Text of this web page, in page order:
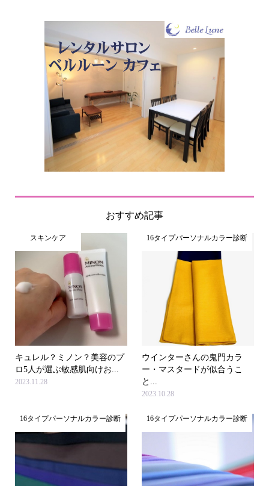
おすすめ記事
スキンケア
キュレル？ミノン？美容のプ
ロ5人が選ぶ敏感肌向けお...
2023.11.28
16タイプパーソナルカラー診断
ウインターさんの鬼門カラ
ー・マスタードが似合うこ
と...
2023.10.28
16タイプパーソナルカラー診断 16タイプパーソナルカラー診断